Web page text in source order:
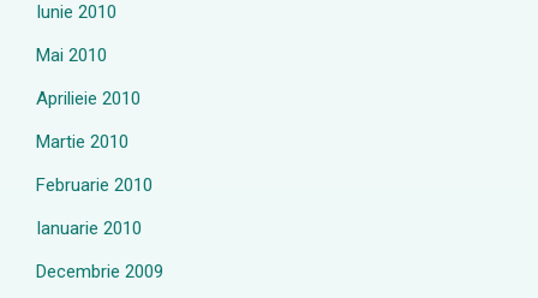
Iunie 2010
Mai 2010
Aprilieie 2010
Martie 2010
Februarie 2010
Ianuarie 2010
Decembrie 2009